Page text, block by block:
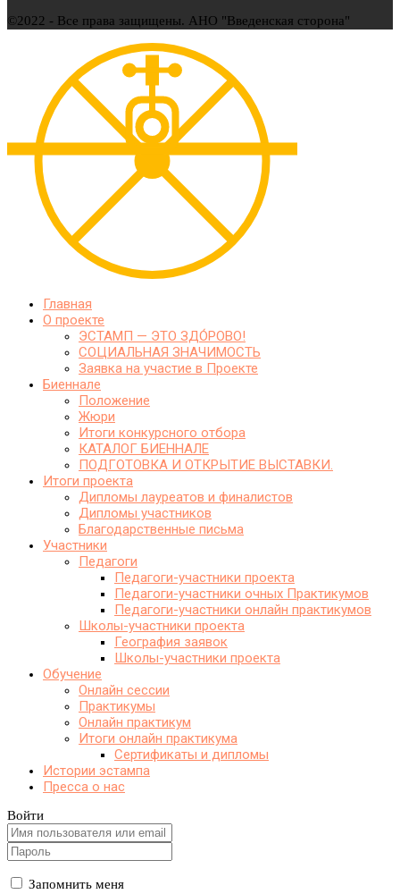
©2022 - Все права защищены. АНО "Введенская сторона"
Главная
О проекте
ЭСТАМП — ЭТО ЗДО́РОВО!
СОЦИАЛЬНАЯ ЗНАЧИМОСТЬ
Заявка на участие в Проекте
Биеннале
Положение
Жюри
Итоги конкурсного отбора
КАТАЛОГ БИЕННАЛЕ
ПОДГОТОВКА И ОТКРЫТИЕ ВЫСТАВКИ.
Итоги проекта
Дипломы лауреатов и финалистов
Дипломы участников
Благодарственные письма
Участники
Педагоги
Педагоги-участники проекта
Педагоги-участники очных Практикумов
Педагоги-участники онлайн практикумов
Школы-участники проекта
География заявок
Школы-участники проекта
Обучение
Онлайн сессии
Практикумы
Онлайн практикум
Итоги онлайн практикума
Сертификаты и дипломы
Истории эстампа
Пресса о нас
Войти
Запомнить меня